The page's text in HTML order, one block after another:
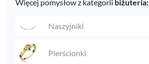
Więcej pomysłow z kategorii biżuteria:
Naszyjniki
Pierścionki